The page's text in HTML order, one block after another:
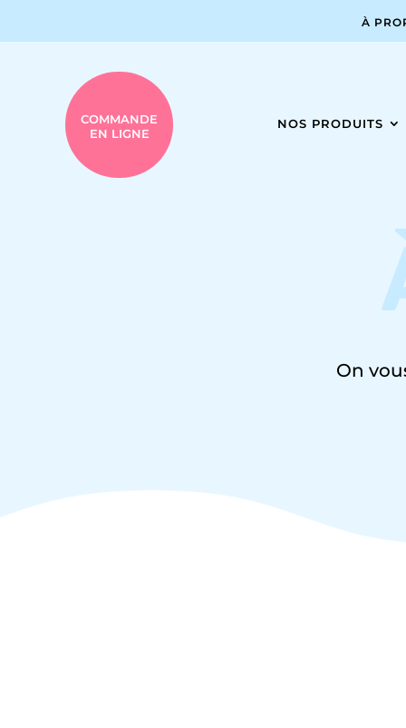
À
NOS PRODUITS
COMMANDE
EN LIGNE
On